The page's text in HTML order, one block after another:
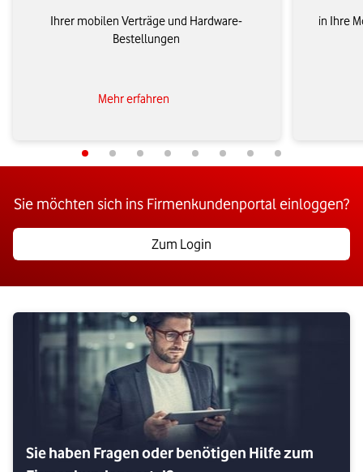
Ihrer mobilen Verträge und Hardware-
Bestellungen
Mehr erfahren
in Ihre
Sie möchten sich ins Firmenkundenportal einloggen?
Zum Login
Sie haben Fragen oder benötigen Hilfe zum